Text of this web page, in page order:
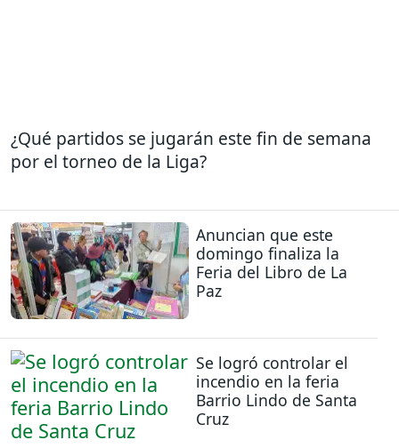
¿Qué partidos se jugarán este fin de semana
por el torneo de la Liga?
Anuncian que este
domingo finaliza la
Feria del Libro de La
Paz
Se logró controlar el
incendio en la feria
Barrio Lindo de Santa
Cruz